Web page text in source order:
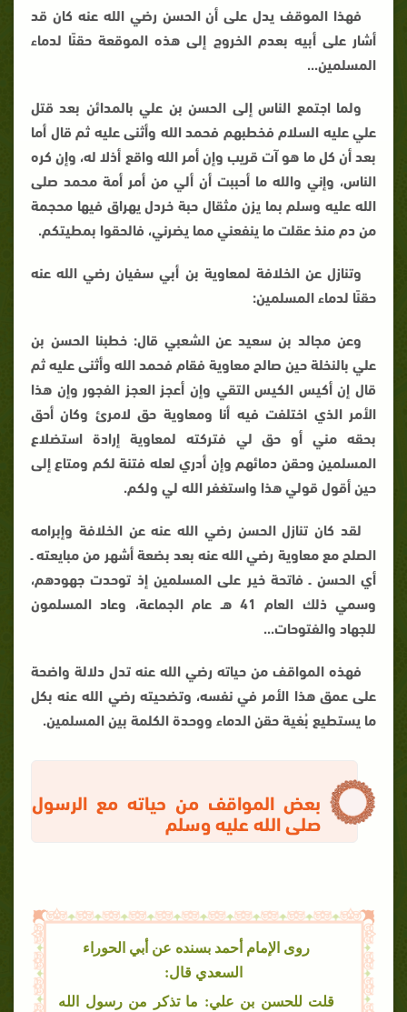
فهذا الموقف يدل على أن الحسن رضي الله عنه كان قد
أشار على أبيه بعدم الخروج إلى هذه الموقعة حقنًا لدماء
المسلمين...
ولما اجتمع الناس إلى الحسن بن علي بالمدائن بعد قتل
علي عليه السلام فخطبهم فحمد الله وأثنى عليه ثم قال أما
بعد أن كل ما هو آت قريب وإن أمر الله واقع أذلا له، وإن كره
الناس، وإني والله ما أحببت أن ألي من أمر أمة محمد صلى
الله عليه وسلم بما يزن مثقال حبة خردل يهراق فيها محجمة
من دم منذ عقلت ما ينفعني مما يضرني، فالحقوا بمطيتكم.
وتنازل عن الخلافة لمعاوية بن أبي سفيان رضي الله عنه
حقنًا لدماء المسلمين:
وعن مجالد بن سعيد عن الشعبي قال: خطبنا الحسن بن
علي بالنخلة حين صالح معاوية فقام فحمد الله وأثنى عليه ثم
قال إن أكيس الكيس التقي وإن أعجز العجز الفجور وإن هذا
الأمر الذي اختلفت فيه أنا ومعاوية حق لامرئ وكان أحق
بحقه مني أو حق لي فتركته لمعاوية إرادة استضلاع
المسلمين وحقن دمائهم وإن أدري لعله فتنة لكم ومتاع إلى
حين أقول قولي هذا واستغفر الله لي ولكم.
لقد كان تنازل الحسن رضي الله عنه عن الخلافة وإبرامه
الصلح مع معاوية رضي الله عنه بعد بضعة أشهر من مبايعته ـ
أي الحسن ـ فاتحة خير على المسلمين إذ توحدت جهودهم،
وسمي ذلك العام 41 هـ عام الجماعة، وعاد المسلمون
للجهاد والفتوحات...
فهذه المواقف من حياته رضي الله عنه تدل دلالة واضحة
على عمق هذا الأمر في نفسه، وتضحيته رضي الله عنه بكل
ما يستطيع بُغية حقن الدماء ووحدة الكلمة بين المسلمين.
بعض المواقف من حياته مع الرسول
صلى الله عليه وسلم
روى الإمام أحمد بسنده عن أبي الحوراء
السعدي قال:
قلت للحسن بن علي: ما تذكر من رسول الله